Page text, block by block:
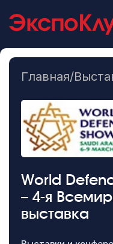
Главная/
World
– 4-я
выставка